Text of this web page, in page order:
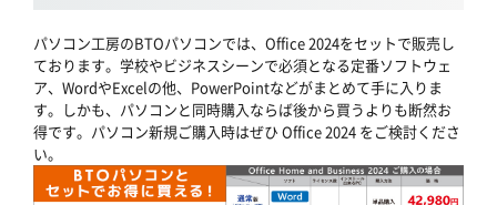
パソコン工房のBTOパソコンでは、Office 2024をセットで販売し
ております。学校やビジネスシーンで必須となる定番ソフトウェ
ア、WordやExcelの他、PowerPointなどがまとめて手に入りま
す。しかも、パソコンと同時購入ならば後から買うよりも断然お
得です。パソコン新規ご購入時はぜひ Office 2024 をご検討くださ
い。